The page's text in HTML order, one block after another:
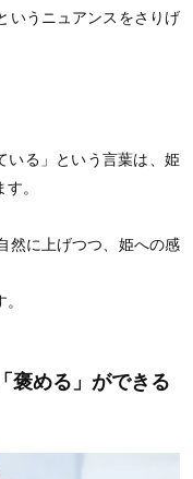
いうニュアンスをさりげ
いる」という言葉は、姫
。
然に上げつつ、姫への感
褒める」ができる